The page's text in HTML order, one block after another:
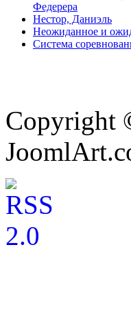
Федерера
Нестор, Даниэль
Неожиданное и
Система
Copyright